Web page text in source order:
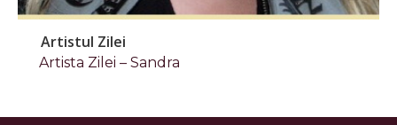
Artistul Zilei
Artista Zilei – Sandra